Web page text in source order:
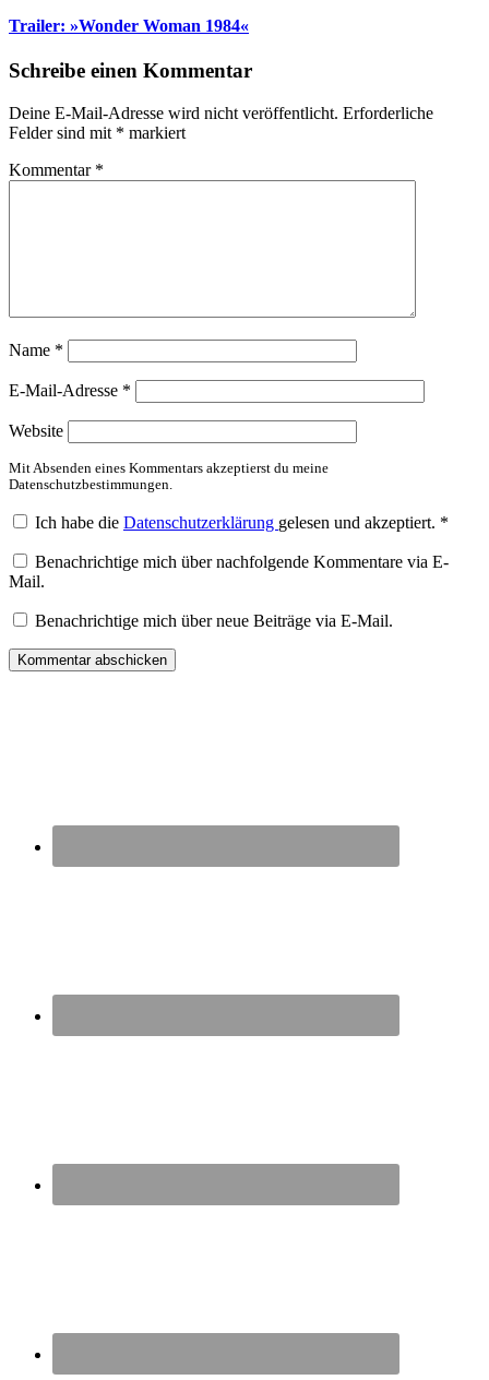
Trailer: »Wonder Woman 1984«
Schreibe einen Kommentar
Deine E-Mail-Adresse wird nicht veröffentlicht. Erforderliche
Felder sind mit * markiert
Kommentar *
Name *
E-Mail-Adresse *
Website
Mit Absenden eines Kommentars akzeptierst du meine
Datenschutzbestimmungen.
Ich habe die Datenschutzerklärung gelesen und akzeptiert. *
Benachrichtige mich über nachfolgende Kommentare via E-
Mail.
Benachrichtige mich über neue Beiträge via E-Mail.